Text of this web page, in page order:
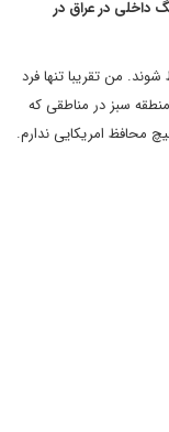
داخلی در عراق در
من تقریبا تنها فرد
سبز در مناطقی که
امریکایی ندارم.